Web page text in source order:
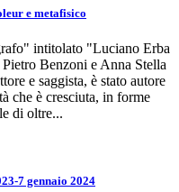
e metafisico
intitolato "Luciano Erba
Benzoni e Anna Stella
e saggista, è stato autore
che è cresciuta, in forme
di oltre...
7 gennaio 2024